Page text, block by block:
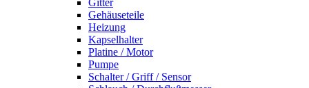
Gitter
Gehäuseteile
Heizung
Kapselhalter
Platine / Motor
Pumpe
Schalter / Griff / Sensor